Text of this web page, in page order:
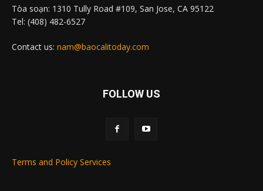
Tòa soạn: 1310 Tully Road #109, San Jose, CA 95122
Tel: (408) 482-6527
Contact us: nam@baocalitoday.com
FOLLOW US
Terms and Policy Services